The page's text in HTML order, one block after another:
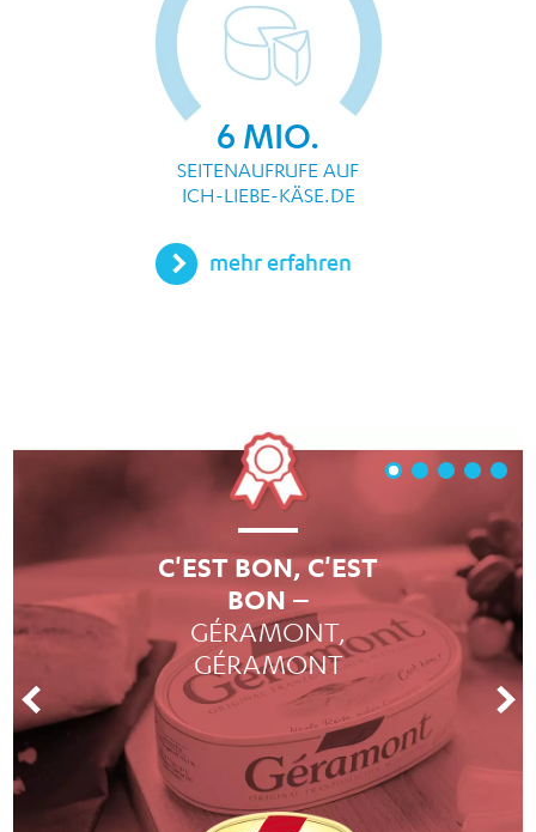
6 MIO.
SEITENAUFRUFE AUF
ICH-LIEBE-KÄSE.DE
mehr erfahren
C'EST BON, C'EST
BON –
GÉRAMONT,
GÉRAMONT